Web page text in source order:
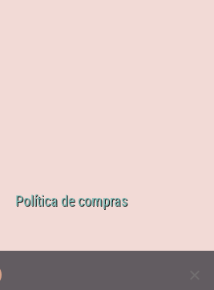
Política de compras